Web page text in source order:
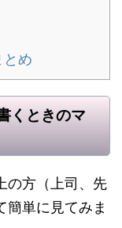
とめ
くときのマ
の方（上司、先
簡単に見てみま